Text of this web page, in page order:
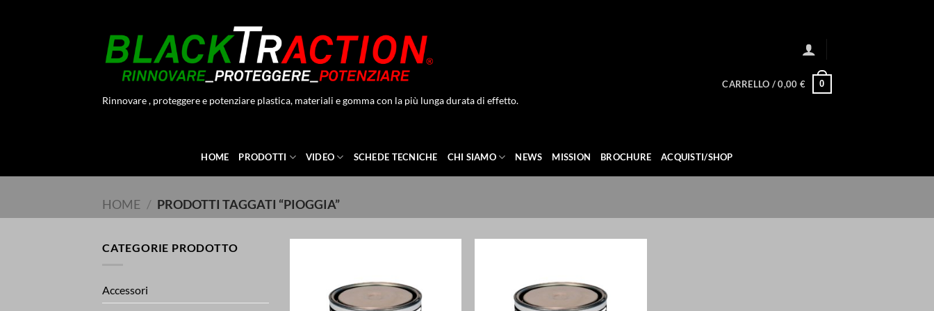
Rinnovare , proteggere e potenziare plastica, materiali e gomma con la più lunga durata di effetto.
CARRELLO /0,00 € 0
HOME PRODOTTI VIDEO SCHEDE TECNICHE CHI SIAMO NEWS MISSION BROCHURE ACQUISTI/SHOP
HOME / PRODOTTI TAGGATI “PIOGGIA”
CATEGORIE PRODOTTO
Accessori